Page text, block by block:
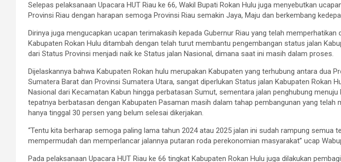
Selepas pelaksanaan Upacara HUT Riau ke 66, Wakil Bupati Rokan Hulu juga menyebutkan
Provinsi Riau dengan harapan semoga Provinsi Riau semakin Jaya, Maju dan berkembang
Dirinya juga mengucapkan ucapan terimakasih kepada Gubernur Riau yang telah memperhatikan
Kabupaten Rokan Hulu ditambah dengan telah turut membantu pengembangan status jalan
dari Status Provinsi menjadi naik ke Status jalan Nasional, dimana saat ini masih dalam proses.
Dijelaskannya bahwa Kabupaten Rokan hulu merupakan Kabupaten yang terhubung antara dua
Sumatera Barat dan Provinsi Sumatera Utara, sangat diperlukan Status jalan Kabupaten Rokan
Nasional dari Kecamatan Kabun hingga perbatasan Sumut, sementara jalan penghubung
tepatnya berbatasan dengan Kabupaten Pasaman masih dalam tahap pembangunan yang telah
hanya tinggal 30 persen yang belum selesai dikerjakan.
“Tentu kita berharap semoga paling lama tahun 2024 atau 2025 jalan ini sudah rampung semua
mempermudah dan memperlancar jalannya putaran roda perekonomian masyarakat” ucap
Pada pelaksanaan Upacara HUT Riau ke 66 tingkat Kabupaten Rokan Hulu juga dilakukan